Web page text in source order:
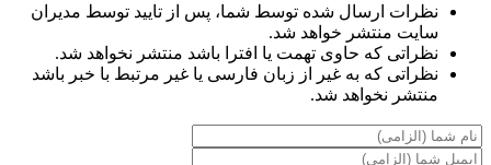
نظرات ارسال شده توسط شما، پس از تایید توسط مدیران
سایت منتشر خواهد شد.
نظراتی که حاوی تهمت یا افترا باشد منتشر نخواهد شد.
نظراتی که به غیر از زبان فارسی یا غیر مرتبط با خبر باشد
منتشر نخواهد شد.